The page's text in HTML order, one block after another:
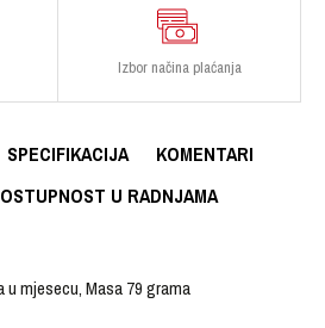
Izbor načina plaćanja
SPECIFIKACIJA
KOMENTARI
U RADNJAMA
u mjesecu, Masa 79 grama